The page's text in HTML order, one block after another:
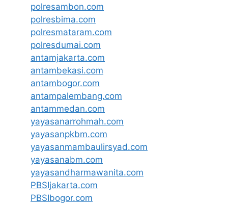
polresambon.com
polresbima.com
polresmataram.com
polresdumai.com
antamjakarta.com
antambekasi.com
antambogor.com
antampalembang.com
antammedan.com
yayasanarrohmah.com
yayasanpkbm.com
yayasanmambaulirsyad.com
yayasanabm.com
yayasandharmawanita.com
PBSIjakarta.com
PBSIbogor.com